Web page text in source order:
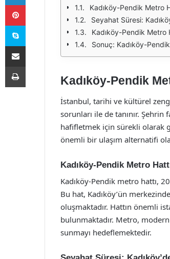
Kadıköy-Pendik Metro
Seyahat Süresi:
Kadıköy-Pendik Metro
Sonuç: Kadıköy-
Kadıköy-Pendik
İstanbul, tarihi ve kültürel
sorunları ile de tanınır.
hafifletmek için sürekli olarak
önemli bir ulaşım alternatifi
Kadıköy-Pendik Metro
Kadıköy-Pendik metro hattı,
Bu hat, Kadıköy’ün
oluşmaktadır. Hattın önemli
bulunmaktadır. Metro,
sunmayı hedeflemektedir.
Pinterest
Skype
E-Posta ile paylaş